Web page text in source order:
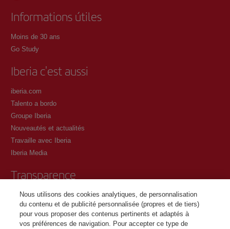
Informations útiles
Moins de 30 ans
Go Study
Iberia c'est aussi
iberia.com
Talento a bordo
Groupe Iberia
Nouveautés et actualités
Travaille avec Iberia
Iberia Media
Transparence
Conditions générales du programme Iberia Club
Conditions d'inscription sur iberia.com
Politique de protection des données personnelles
Nous utilisons des cookies analytiques, de personnalisation
du contenu et de publicité personnalisée (propres et de tiers)
pour vous proposer des contenus pertinents et adaptés à
vos préférences de navigation. Pour accepter ce type de